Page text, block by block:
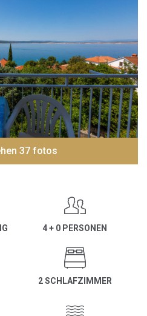
37 fotos
4 + 0 PERSONEN
2 SCHLAFZIMMER